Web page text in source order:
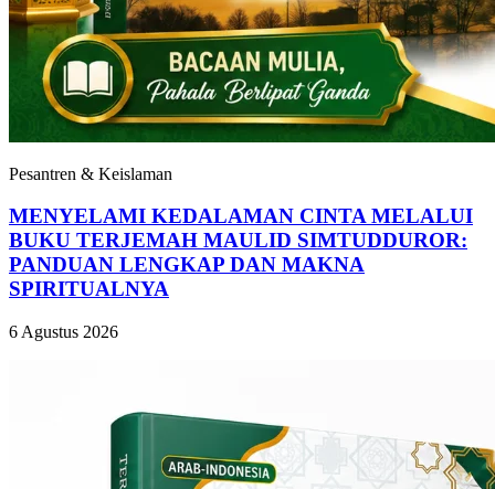
Pesantren & Keislaman
MENYELAMI KEDALAMAN CINTA MELALUI
BUKU TERJEMAH MAULID SIMTUDDUROR:
PANDUAN LENGKAP DAN MAKNA
SPIRITUALNYA
6 Agustus 2026